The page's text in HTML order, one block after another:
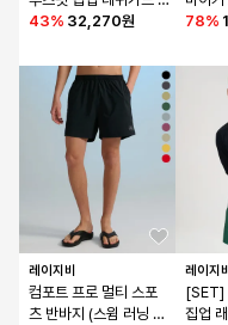
체형커버 수영복 (6컬
43% 32,270원
레이지비
컴포트 프로 멀티 스포
츠 반바지 (스윔 러닝 등
78%
레이지비
[SET]
집업